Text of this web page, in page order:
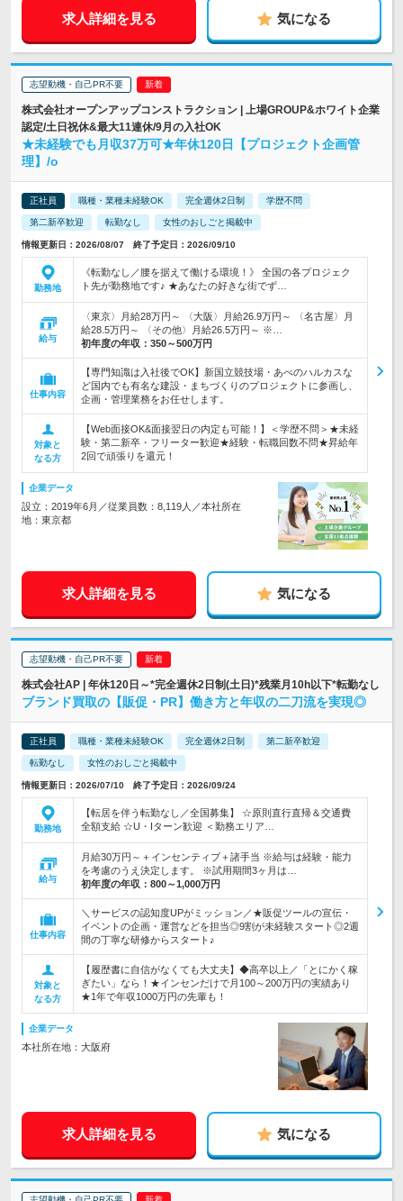
求人詳細を見る 気になる
志望動機・自己PR不要
株式会社オープンアップコンストラクション | 上場GROUP&ホワイト企業
認定/土日祝休&最大11連休/9月の入社OK
★未経験でも月収37万可★年休120日【プロジェクト企画管
理】/o
正社員 職種・業種未経験OK 完全週休2日制 学歴不問
第二新卒歓迎 転勤なし 女性のおしごと掲載中
情報更新日：2026/08/07 終了予定日：2026/09/10
勤務地
《転勤なし／腰を据えて働ける環境！》 全国の各プロジェク
ト先が勤務地です♪ ★あなたの好きな街でず…
給与
〈東京〉月給28万円～ 〈大阪〉月給26.9万円～ 〈名古屋〉月
給28.5万円～ 〈その他〉月給26.5万円～ ※…
初年度の年収： 350～500万円
仕事内容
【専門知識は入社後でOK】新国立競技場・あべのハルカスな
ど国内でも有名な建設・まちづくりのプロジェクトに参画し、
企画・管理業務をお任せします。
対象と
なる方
【Web面接OK&面接翌日の内定も可能！】＜学歴不問＞★未経
験・第二新卒・フリーター歓迎★経験・転職回数不問★昇給年
2回で頑張りを還元！
企業データ
設立：2019年6月／従業員数：8,119人／本社所在
地：東京都
求人詳細を見る 気になる
志望動機・自己PR不要
株式会社AP | 年休120日～*完全週休2日制(土日)*残業月10h以下*転勤なし
ブランド買取の【販促・PR】働き方と年収の二刀流を実現◎
正社員 職種・業種未経験OK 完全週休2日制 第二新卒歓迎
転勤なし 女性のおしごと掲載中
情報更新日：2026/07/10 終了予定日：2026/09/24
勤務地
【転居を伴う転勤なし／全国募集】 ☆原則直行直帰＆交通費
全額支給 ☆U・Iターン歓迎 ＜勤務エリア…
給与
月給30万円～＋インセンティブ＋諸手当 ※給与は経験・能力
を考慮のうえ決定します。 ※試用期間3ヶ月は…
初年度の年収： 800～1,000万円
仕事内容
＼サービスの認知度UPがミッション／★販促ツールの宣伝・
イベントの企画・運営などを担当◎9割が未経験スタート◎2週
間の丁寧な研修からスタート♪
対象と
なる方
【履歴書に自信がなくても大丈夫】◆高卒以上／「とにかく稼
ぎたい」なら！★インセンだけで月100～200万円の実績あり
★1年で年収1000万円の先輩も！
企業データ
本社所在地：大阪府
求人詳細を見る 気になる